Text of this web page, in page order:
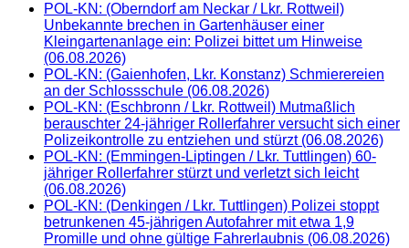
POL-KN: (Oberndorf am Neckar / Lkr. Rottweil)
Unbekannte brechen in Gartenhäuser einer
Kleingartenanlage ein: Polizei bittet um Hinweise
(06.08.2026)
POL-KN: (Gaienhofen, Lkr. Konstanz) Schmierereien
an der Schlossschule (06.08.2026)
POL-KN: (Eschbronn / Lkr. Rottweil) Mutmaßlich
berauschter 24-jähriger Rollerfahrer versucht sich einer
Polizeikontrolle zu entziehen und stürzt (06.08.2026)
POL-KN: (Emmingen-Liptingen / Lkr. Tuttlingen) 60-
jähriger Rollerfahrer stürzt und verletzt sich leicht
(06.08.2026)
POL-KN: (Denkingen / Lkr. Tuttlingen) Polizei stoppt
betrunkenen 45-jährigen Autofahrer mit etwa 1,9
Promille und ohne gültige Fahrerlaubnis (06.08.2026)